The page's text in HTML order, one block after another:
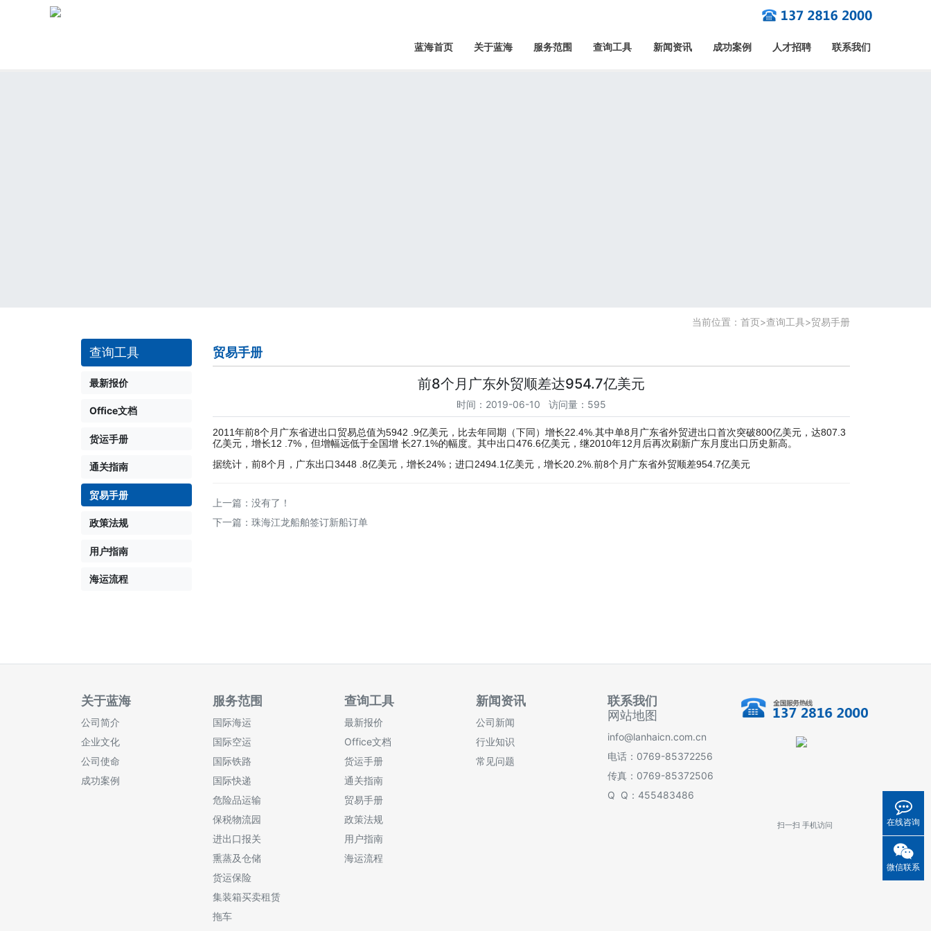
蓝海首页 关于蓝海 服务范围 查询工具 新闻资讯 成功案例 人才招聘 联系我们
当前位置： 首页>查询工具>贸易手册
查询工具
最新报价
Office文档
货运手册
通关指南
贸易手册
政策法规
用户指南
海运流程
贸易手册
前8个月广东外贸顺差达954.7亿美元
时间：2019-06-10 访问量：595
2011年前8个月广东省进出口贸易总值为5942 .9亿美元，比去年同期（下同）增长22.4%.其中单8月广东省外贸进出口首次突破800亿美元，达807.3
亿美元，增长12 .7%，但增幅远低于全国增 长27.1%的幅度。其中出口476.6亿美元，继2010年12月后再次刷新广东月度出口历史新高。
据统计，前8个月，广东出口3448 .8亿美元，增长24%；进口2494.1亿美元，增长20.2%.前8个月广东省外贸顺差954.7亿美元
上一篇：没有了！
下一篇： 珠海江龙船舶签订新船订单
关于蓝海
公司简介
企业文化
公司使命
成功案例
服务范围
国际海运
国际空运
国际铁路
国际快递
危险品运输
保税物流园
进出口报关
熏蒸及仓储
货运保险
集装箱买卖租赁
拖车
查询工具
最新报价
Office文档
货运手册
通关指南
贸易手册
政策法规
用户指南
海运流程
新闻资讯
公司新闻
行业知识
常见问题
联系我们
网站地图
info@lanhaicn.com.cn
电话：0769-85372256
传真：0769-85372506
Q Q：455483486
扫一扫 手机访问 在线咨询
微信联系